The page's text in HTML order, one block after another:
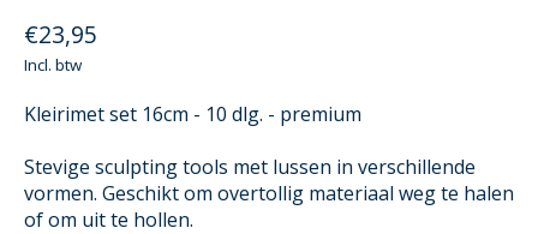
€23,95
Incl. btw
Kleirimet set 16cm - 10 dlg. - premium
Stevige sculpting tools met lussen in verschillende
vormen. Geschikt om overtollig materiaal weg te halen
of om uit te hollen.